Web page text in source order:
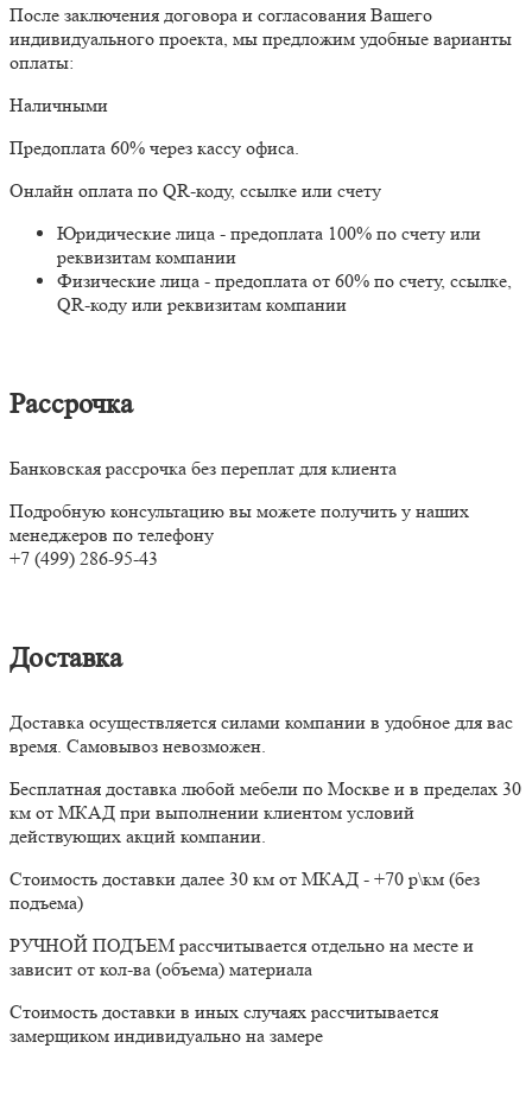
После заключения договора и согласования Вашего
индивидуального проекта, мы предложим удобные варианты
оплаты:
Наличными
Предоплата 60% через кассу офиса.
Онлайн оплата по QR-коду, ссылке или счету
Юридические лица - предоплата 100% по счету или
реквизитам компании
Физические лица - предоплата от 60% по счету, ссылке,
QR-коду или реквизитам компании
Рассрочка
Банковская рассрочка без переплат для клиента
Подробную консультацию вы можете получить у наших
менеджеров по телефону
+7 (499) 286-95-43
Доставка
Доставка осуществляется силами компании в удобное для вас
время. Самовывоз невозможен.
Бесплатная доставка любой мебели по Москве и в пределах 30
км от МКАД при выполнении клиентом условий
действующих акций компании.
Стоимость доставки далее 30 км от МКАД - +70 р\км (без
подъема)
РУЧНОЙ ПОДЪЕМ рассчитывается отдельно на месте и
зависит от кол-ва (объема) материала
Стоимость доставки в иных случаях рассчитывается
замерщиком индивидуально на замере